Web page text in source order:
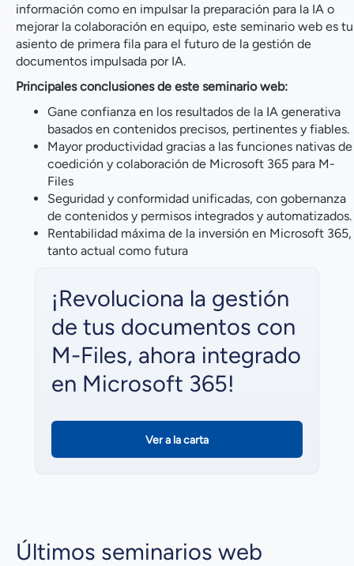
información como en impulsar la preparación para la IA o
mejorar la colaboración en equipo, este seminario web es tu
asiento de primera fila para el futuro de la gestión de
documentos impulsada por IA.
Principales conclusiones de este seminario web:
Gane confianza en los resultados de la IA generativa
basados en contenidos precisos, pertinentes y fiables.
Mayor productividad gracias a las funciones nativas de
coedición y colaboración de Microsoft 365 para M-
Files
Seguridad y conformidad unificadas, con gobernanza
de contenidos y permisos integrados y automatizados.
Rentabilidad máxima de la inversión en Microsoft 365,
tanto actual como futura
¡Revoluciona la gestión
de tus documentos con
M-Files, ahora integrado
en Microsoft 365!
Ver a la carta
Últimos seminarios web